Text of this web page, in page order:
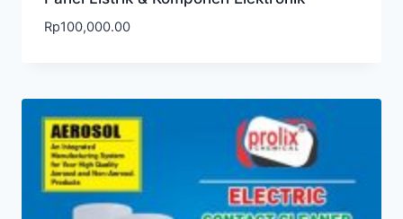
Rp100,000.00